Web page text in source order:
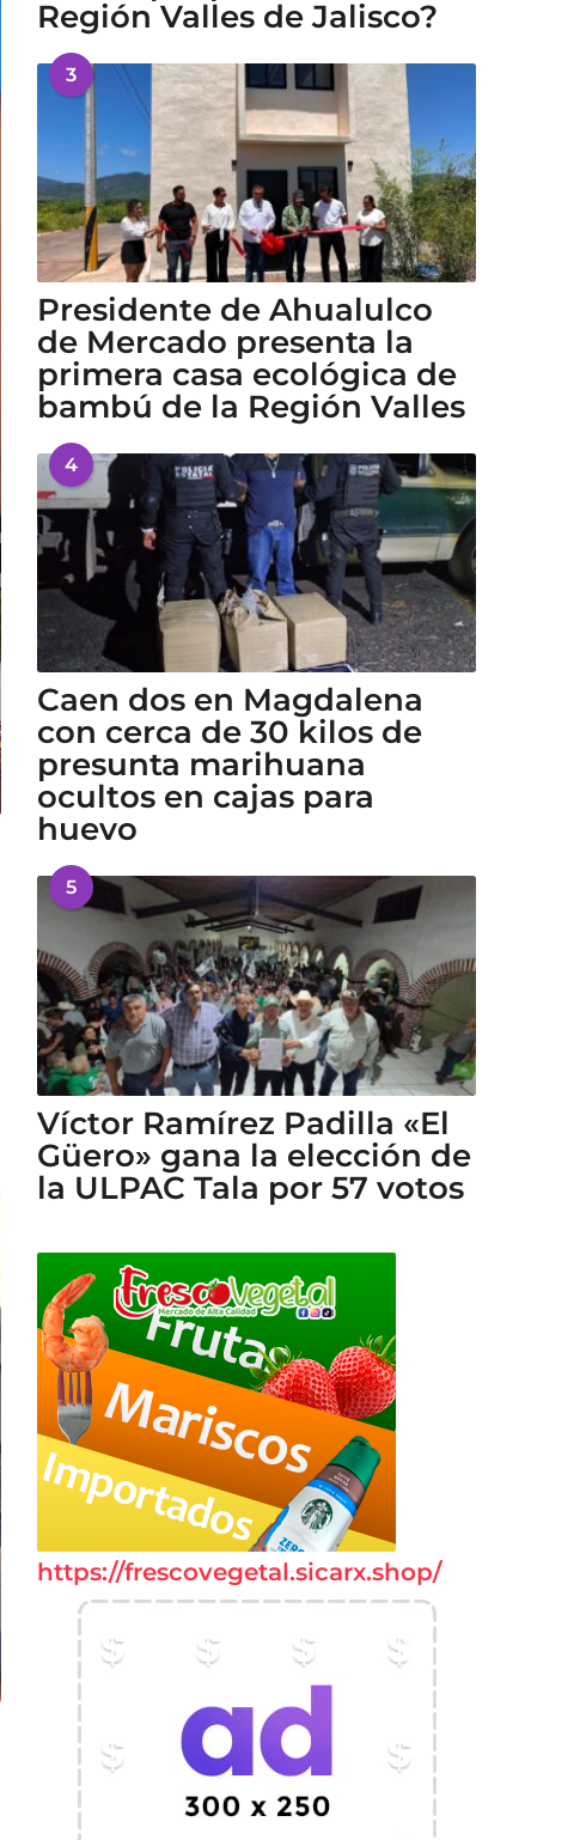
Región Valles de Jalisco?
3
Presidente de Ahualulco
de Mercado presenta la
primera casa ecológica de
bambú de la Región Valles
4
Caen dos en Magdalena
con cerca de 30 kilos de
presunta marihuana
ocultos en cajas para
huevo
5
Víctor Ramírez Padilla «El
Güero» gana la elección de
la ULPAC Tala por 57 votos
https://frescovegetal.sicarx.shop/